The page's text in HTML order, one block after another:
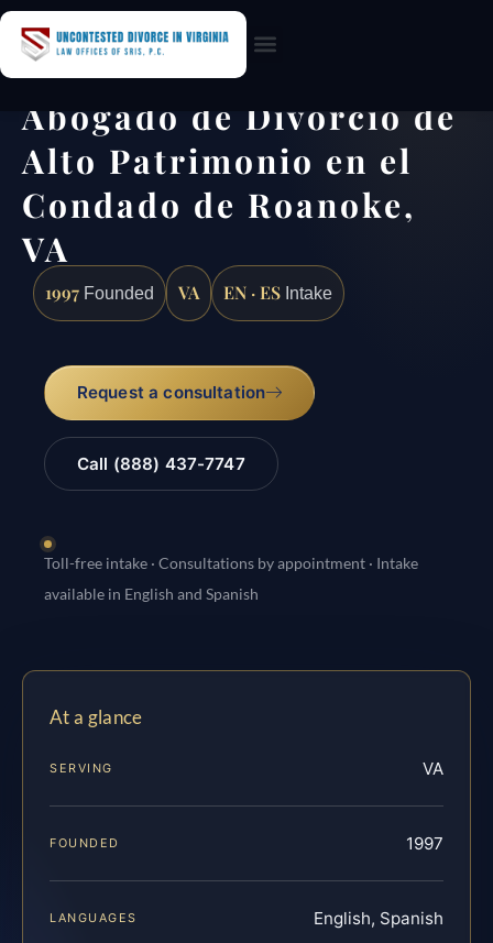
Abogado de Divorcio de
Alto Patrimonio en el
Condado de Roanoke,
VA
1997 Founded VA EN · ES Intake
Request a consultation
Call (888) 437-7747
Toll-free intake · Consultations by appointment · Intake
available in English and Spanish
At a glance
SERVING VA
FOUNDED 1997
LANGUAGES English, Spanish